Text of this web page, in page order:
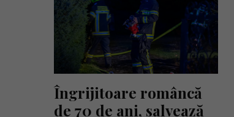
Îngrijitoare româncă
de 70 de ani, salvează